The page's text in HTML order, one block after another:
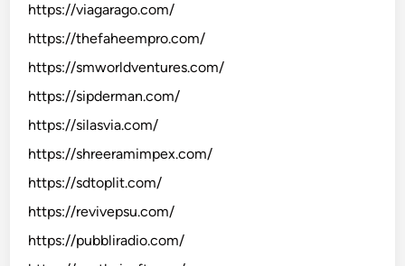
https://viagarago.com/
https://thefaheempro.com/
https://smworldventures.com/
https://sipderman.com/
https://silasvia.com/
https://shreeramimpex.com/
https://sdtoplit.com/
https://revivepsu.com/
https://pubbliradio.com/